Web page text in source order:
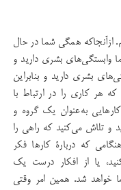
ازآنجاكه همگی شما در حال
وابستگی‌های بشری دارید و
بشری دارید و بنابراین
هر كاری را در ارتباط با
به‌عنوان یك گروه و
و تلاش می‌كنید كه راهی را
كه دربارۀ كارها فکر
یا از افكار درست یك
خواهد شد. همین امر وقتی